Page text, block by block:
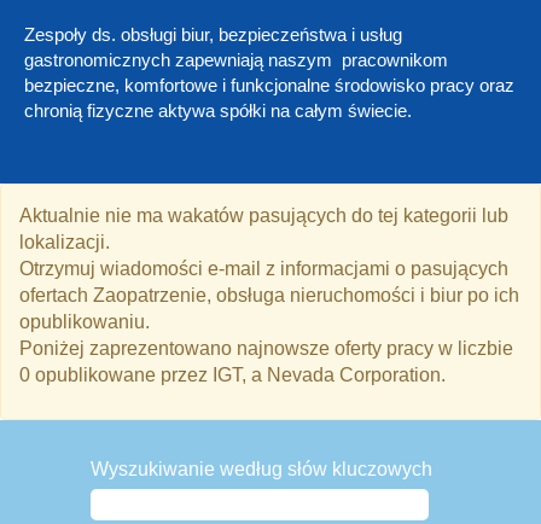
Zespoły ds. obsługi biur, bezpieczeństwa i usług
gastronomicznych zapewniają naszym pracownikom
bezpieczne, komfortowe i funkcjonalne środowisko pracy oraz
chronią fizyczne aktywa spółki na całym świecie.
Aktualnie nie ma wakatów pasujących do tej kategorii lub
lokalizacji.
Otrzymuj wiadomości e-mail z informacjami o pasujących
ofertach Zaopatrzenie, obsługa nieruchomości i biur po ich
opublikowaniu.
Poniżej zaprezentowano najnowsze oferty pracy w liczbie
0 opublikowane przez IGT, a Nevada Corporation.
Wyszukiwanie według słów kluczowych